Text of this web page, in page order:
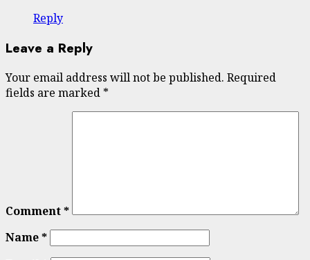
Reply
Leave a Reply
Your email address will not be published. Required
fields are marked *
Comment*
Name*